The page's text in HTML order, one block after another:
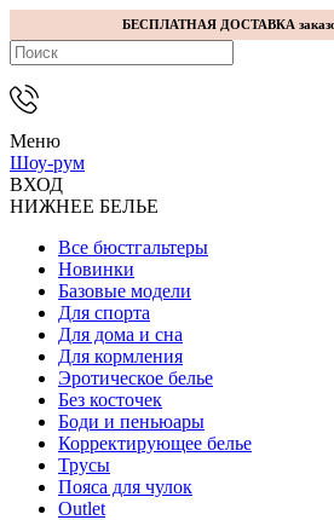
БЕСПЛАТНАЯ ДОСТАВКА
Меню
Шоу-рум
ВХОД
НИЖНЕЕ БЕЛЬЕ
Все бюстгальтеры
Новинки
Базовые модели
Для спорта
Для дома и сна
Для кормления
Эротическое белье
Без косточек
Боди и пеньюары
Корректирующее белье
Трусы
Пояса для чулок
Outlet